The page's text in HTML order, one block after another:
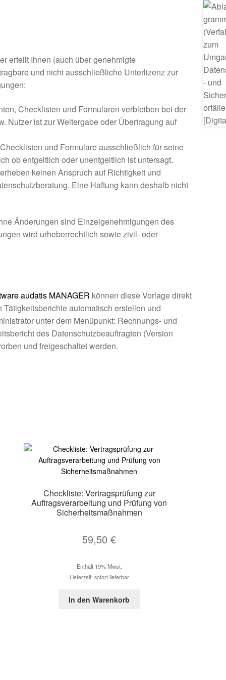
erteilt Ihnen (auch über genehmigte
und nicht ausschließliche Unterlizenz zur
Checklisten und Formularen verbleiben bei der
Nutzer ist zur Weitergabe oder Übertragung auf
und Formulare ausschließlich für seine
ob entgeltlich oder unentgeltlich ist untersagt.
keinen Anspruch auf Richtigkeit und
Eine Haftung kann deshalb nicht
Änderungen sind Einzelgenehmigungen des
wird urheberrechtlich sowie zivil- oder
audatis MANAGER können diese Vorlage direkt
automatisch erstellen und
unter dem Menüpunkt: Rechnungs- und
des Datenschutzbeauftragten (Version
und freigeschaltet werden.
Checkliste: Vertragsprüfung zur
Auftragsverarbeitung und Prüfung von
Sicherheitsmaßnahmen
59,50€
Enthält 19% Mwst.
Lieferzeit: sofort lieferbar
In den Warenkorb